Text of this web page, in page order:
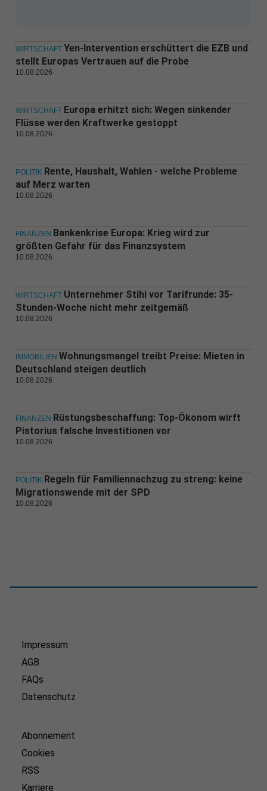
WIRTSCHAFT Yen-Intervention erschüttert die EZB und
stellt Europas Vertrauen auf die Probe
10.08.2026
WIRTSCHAFT Europa erhitzt sich: Wegen sinkender
Flüsse werden Kraftwerke gestoppt
10.08.2026
POLITIK Rente, Haushalt, Wahlen - welche Probleme
auf Merz warten
10.08.2026
FINANZEN Bankenkrise Europa: Krieg wird zur
größten Gefahr für das Finanzsystem
10.08.2026
WIRTSCHAFT Unternehmer Stihl vor Tarifrunde: 35-
Stunden-Woche nicht mehr zeitgemäß
10.08.2026
IMMOBILIEN Wohnungsmangel treibt Preise: Mieten in
Deutschland steigen deutlich
10.08.2026
FINANZEN Rüstungsbeschaffung: Top-Ökonom wirft
Pistorius falsche Investitionen vor
10.08.2026
POLITIK Regeln für Familiennachzug zu streng: keine
Migrationswende mit der SPD
10.08.2026
Impressum
AGB
FAQs
Datenschutz
Abonnement
Cookies
RSS
Karriere